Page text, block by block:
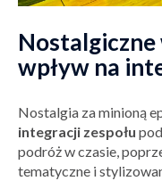
wpływ na
Nostalgia za minioną
integracji zespołu
podróż w czasie,
tematyczne i